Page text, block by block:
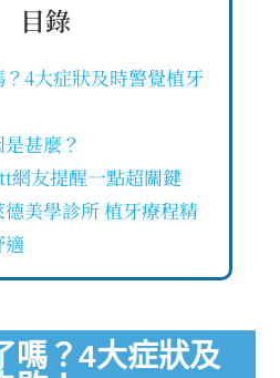
目錄
4大症狀及時警覺植牙
甚麼？
網友提醒一點超關鍵
美學診所 植牙療程精
嗎？4大症狀及